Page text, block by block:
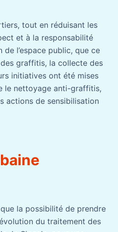
tout en réduisant les
et à la responsabilité
l’espace public, que ce
des graffitis, la collecte des
initiatives ont été mises
le nettoyage anti-graffitis,
actions de sensibilisation
la possibilité de prendre
du traitement des